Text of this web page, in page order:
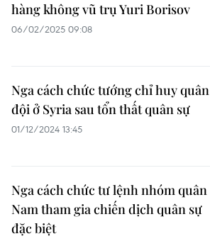
hàng không vũ trụ Yuri Borisov
06/02/2025 09:08
Nga cách chức tướng chỉ huy quân
đội ở Syria sau tổn thất quân sự
01/12/2024 13:45
Nga cách chức tư lệnh nhóm quân
Nam tham gia chiến dịch quân sự
đặc biệt